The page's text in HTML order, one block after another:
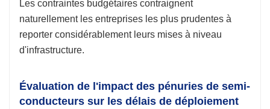
Les contraintes budgétaires contraignent
naturellement les entreprises les plus prudentes à
reporter considérablement leurs mises à niveau
d'infrastructure.
Évaluation de l'impact des pénuries de semi-
conducteurs sur les délais de déploiement